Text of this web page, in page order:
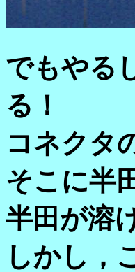
でもやる
る！
コネクタ
そこに半
半田が溶
しかし，